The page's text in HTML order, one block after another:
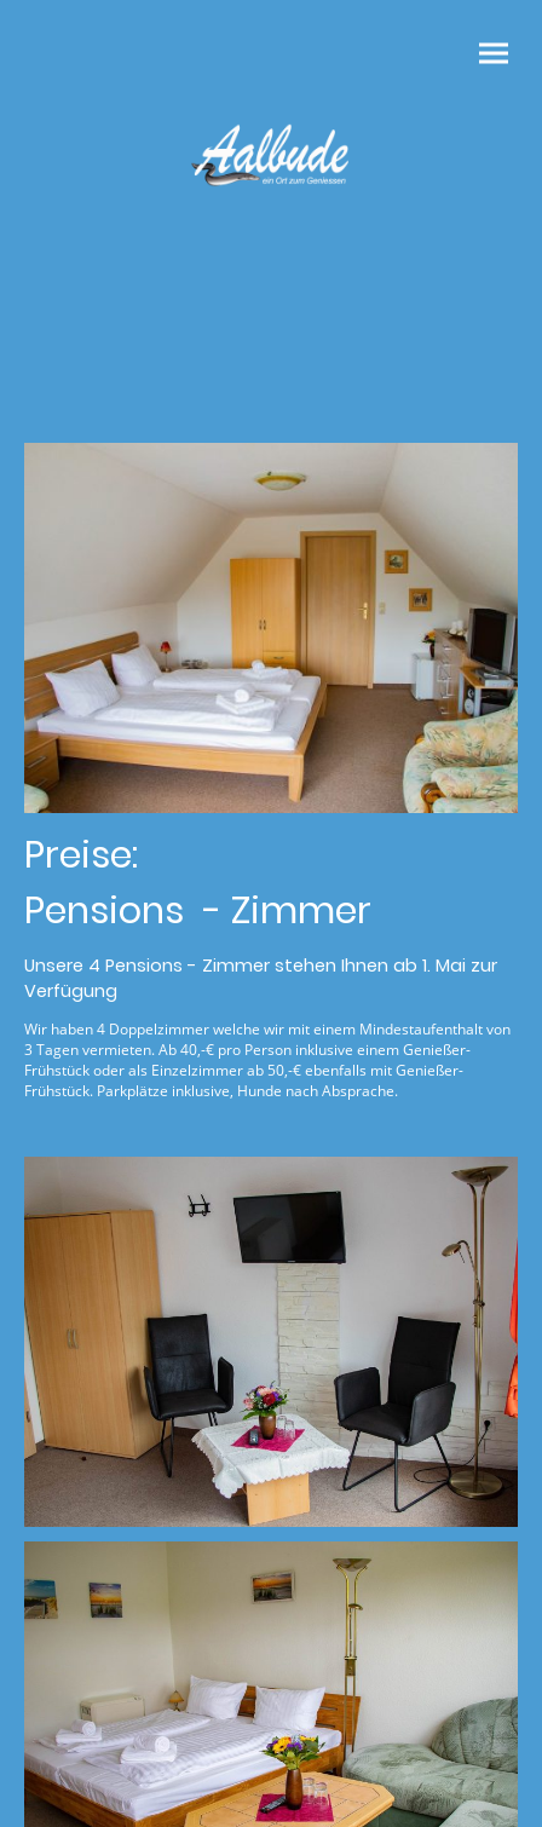
Preise:
Pensions - Zimmer
Unsere 4 Pensions - Zimmer stehen Ihnen ab 1. Mai zur
Verfügung
Wir haben 4 Doppelzimmer welche wir mit einem Mindestaufenthalt von
3 Tagen vermieten. Ab 40,-€ pro Person inklusive einem Genießer-
Frühstück oder als Einzelzimmer ab 50,-€ ebenfalls mit Genießer-
Frühstück. Parkplätze inklusive, Hunde nach Absprache.